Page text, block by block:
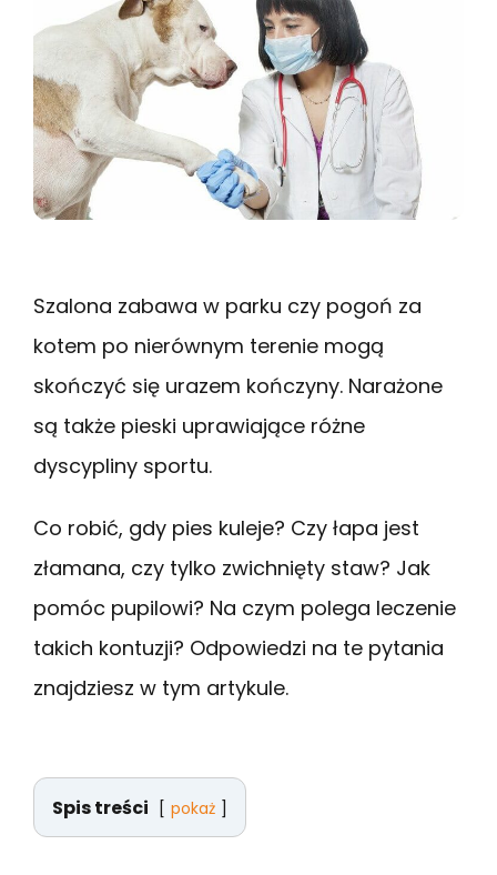
Szalona zabawa w parku czy pogoń za
kotem po nierównym terenie mogą
skończyć się urazem kończyny. Narażone
są także pieski uprawiające różne
dyscypliny sportu.
Co robić, gdy pies kuleje? Czy łapa jest
złamana, czy tylko zwichnięty staw? Jak
pomóc pupilowi? Na czym polega leczenie
takich kontuzji? Odpowiedzi na te pytania
znajdziesz w tym artykule.
Spis treści pokaż